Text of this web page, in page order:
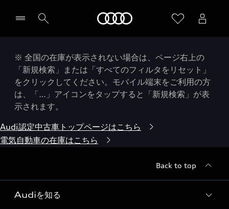
※ 全国の在庫が表示されない場合は、ページ右上の
「新規検索」または「すべてのフィルタをリセット」
をクリックしてください。モバイル端末をご利用の方
は、「…」アイコンをタップすると「新規検索」が表
示されます。
Audi認定中古車トップページはこちら
電気自動車の在庫はこちら
Back to top
Audiを知る